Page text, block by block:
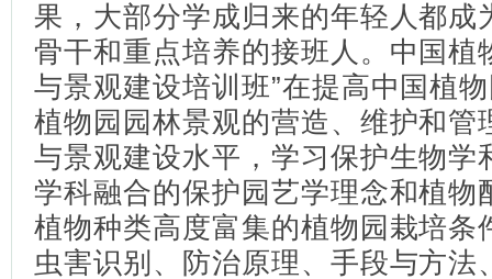
果，大部分学成归来的年轻人都成
骨干和重点培养的接班人。中国植
与景观建设培训班”在提高中国植
植物园园林景观的营造、维护和管
与景观建设水平，学习保护生物学
学科融合的保护园艺学理念和植物
植物种类高度富集的植物园栽培条
虫害识别、防治原理、手段与方法